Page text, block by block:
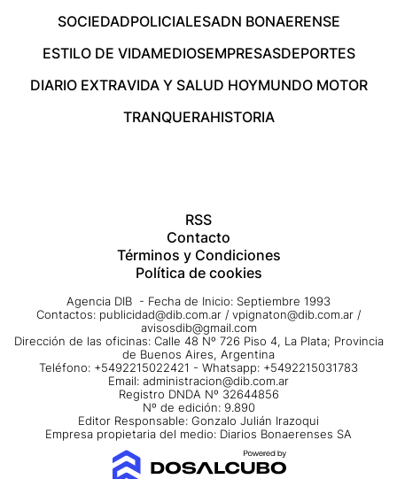
SOCIEDADPOLICIALESADN BONAERENSE
ESTILO DE VIDAMEDIOSEMPRESASDEPORTES
DIARIO EXTRAVIDA Y SALUD HOYMUNDO MOTOR
TRANQUERAHISTORIA
RSS
Contacto
Términos y Condiciones
Política de cookies
Agencia DIB - Fecha de Inicio: Septiembre 1993
Contactos: publicidad@dib.com.ar / vpignaton@dib.com.ar /
avisosdib@gmail.com
Dirección de las oficinas: Calle 48 Nº 726 Piso 4, La Plata; Provincia
de Buenos Aires, Argentina
Teléfono: +5492215022421 - Whatsapp: +5492215031783
Email: administracion@dib.com.ar
Registro DNDA Nº 32644856
Nº de edición: 9.890
Editor Responsable: Gonzalo Julián Irazoqui
Empresa propietaria del medio: Diarios Bonaerenses SA